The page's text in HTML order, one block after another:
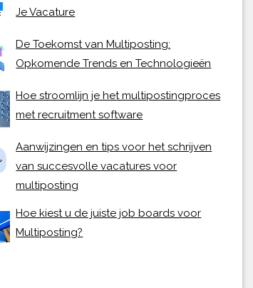
Je Vacature
De Toekomst van Multiposting:
Opkomende Trends en Technologieën
Hoe stroomlijn je het multipostingproces
met recruitment software
Aanwijzingen en tips voor het schrijven
van succesvolle vacatures voor
multiposting
Hoe kiest u de juiste job boards voor
Multiposting?